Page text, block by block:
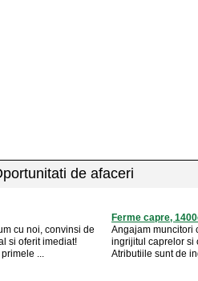
de afaceri
cu noi, convinsi de
si oferit imediat!
...
Ferme capre,
Angajam muncitori
ingrijitul caprelor si
Atributiile sunt de